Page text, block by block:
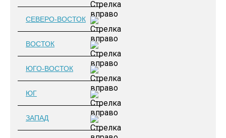
СЕВЕРО-ВОСТОК
ВОСТОК
ЮГО-ВОСТОК
ЮГ
ЗАПАД